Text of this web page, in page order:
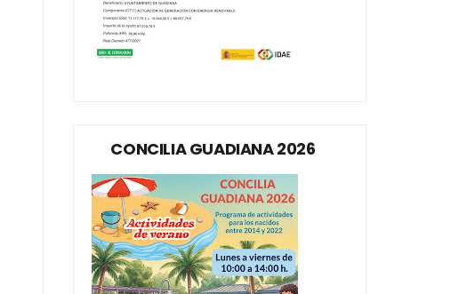
CONCILIA GUADIANA 2026